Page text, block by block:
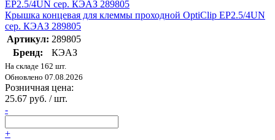
Крышка концевая для клеммы проходной OptiClip EP2.5/4UN
сер. КЭАЗ 289805
Артикул: 289805
Бренд:
КЭАЗ
На складе 162 шт.
Обновлено 07.08.2026
Розничная цена:
25.67 руб. / шт.
-
+